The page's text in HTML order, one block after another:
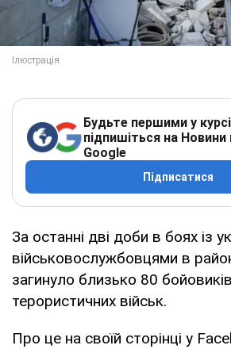
Будьте першими у
підпишіться на Новини
Google
Підписатися
За останні дві доби в боях із
військовослужбовцями в
загинуло близько 80
терористичних військ.
Про це на своїй сторінці у